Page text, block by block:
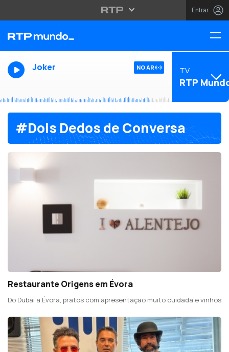
Entrar
Joker NO AR TV
RTP
#Dois Dedos de Conversa
Restaurante Origens em Évora
Do Dubai a Évora, pratos com apresentação muito cuidada e vinhos